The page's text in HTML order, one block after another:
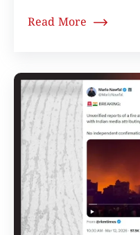
Read More